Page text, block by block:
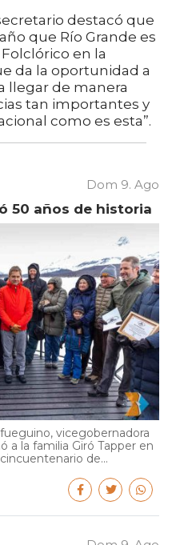
destacó que
que Río Grande es
en la
da la oportunidad a
llegar de manera
tan importantes y
como es esta”.
Dom 9. Ago
50 años de historia
vicegobernadora
a la familia Giró Tapper en
de...